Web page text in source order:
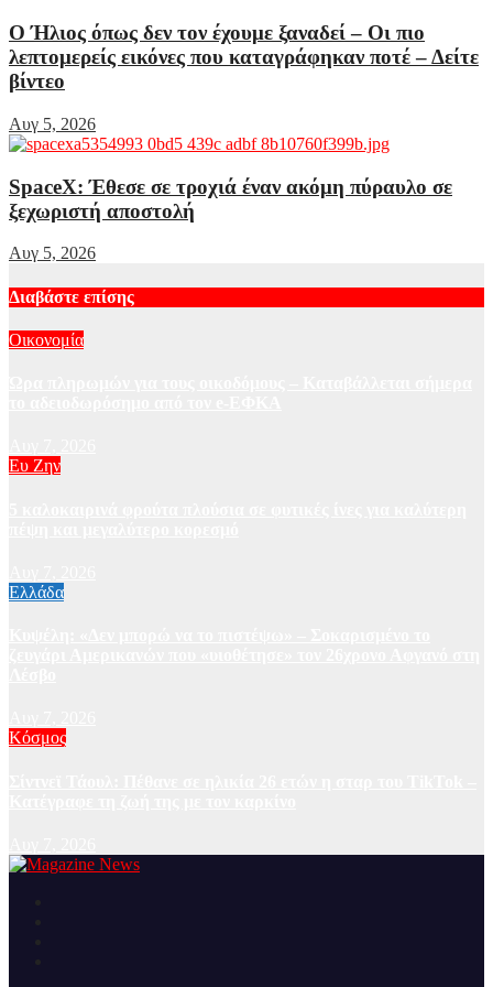
Ο Ήλιος όπως δεν τον έχουμε ξαναδεί – Οι πιο
λεπτομερείς εικόνες που καταγράφηκαν ποτέ – Δείτε
βίντεο
Αυγ 5, 2026
SpaceX: Έθεσε σε τροχιά έναν ακόμη πύραυλο σε
ξεχωριστή αποστολή
Αυγ 5, 2026
Διαβάστε επίσης
Οικονομία
Ευ Ζην
Ελλάδα
Κόσμος